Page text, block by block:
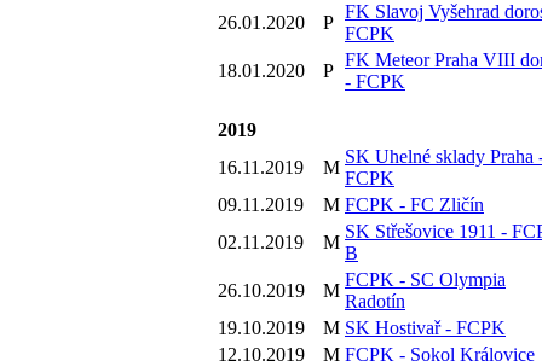
26.01.2020
P
FK Slavoj Vyšehrad
FCPK
18.01.2020
P
FK Meteor Praha VIII
- FCPK
2019
16.11.2019
M
SK Uhelné sklady Praha
FCPK
09.11.2019
M FCPK - FC Zličín
02.11.2019
M
SK Střešovice 1911 -
B
26.10.2019
M
FCPK - SC Olympia
Radotín
19.10.2019
M SK Hostivař - FCPK
12.10.2019
M FCPK - Sokol Královice